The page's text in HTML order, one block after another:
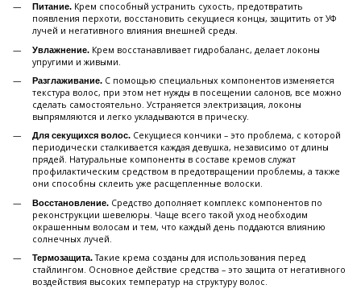
Питание. Крем способный устранить сухость, предотвратить
появления перхоти, восстановить секущиеся концы, защитить от УФ
лучей и негативного влияния внешней среды.
Увлажнение. Крем восстанавливает гидробаланс, делает локоны
упругими и живыми.
Разглаживание. С помощью специальных компонентов изменяется
текстура волос, при этом нет нужды в посещении салонов, все можно
сделать самостоятельно. Устраняется электризация, локоны
выпрямляются и легко укладываются в прическу.
Для секущихся волос. Секущиеся кончики – это проблема, с которой
периодически сталкивается каждая девушка, независимо от длины
прядей. Натуральные компоненты в составе кремов служат
профилактическим средством в предотвращении проблемы, а также
они способны склеить уже расщепленные волоски.
Восстановление. Средство дополняет комплекс компонентов по
реконструкции шевелюры. Чаще всего такой уход необходим
окрашенным волосам и тем, что каждый день поддаются влиянию
солнечных лучей.
Термозащита.Такие крема созданы для использования перед
стайлингом. Основное действие средства – это защита от негативного
воздействия высоких температур на структуру волос.